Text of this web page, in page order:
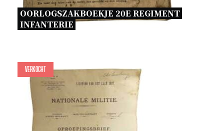
OORLOGSZAKBOEKJE 20E REGIMENT
INFANTERIE
Verkocht